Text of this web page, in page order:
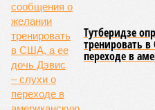
Тутберидзе
тренировать
переходе в